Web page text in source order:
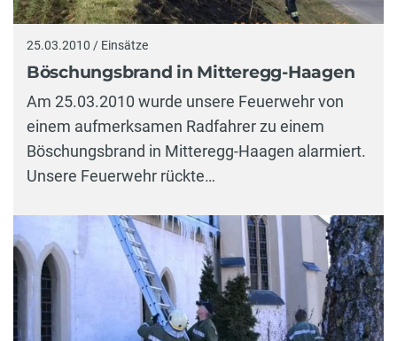
25.03.2010 / Einsätze
Böschungsbrand in Mitteregg-Haagen
Am 25.03.2010 wurde unsere Feuerwehr von
einem aufmerksamen Radfahrer zu einem
Böschungsbrand in Mitteregg-Haagen alarmiert.
Unsere Feuerwehr rückte…